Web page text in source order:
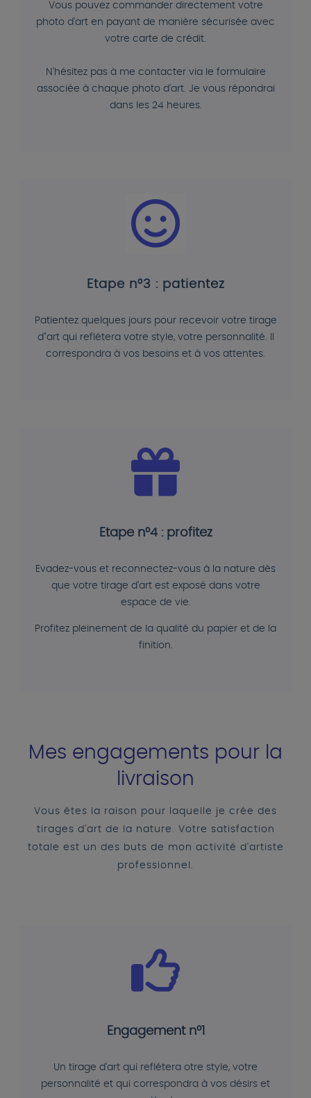
Vous pouvez commander directement votre
photo d'art en payant de manière sécurisée avec
votre carte de crédit.
N'hésitez pas à me contacter via le formulaire
associée à chaque photo d'art. Je vous répondrai
dans les 24 heures.
Etape n°3 : patientez
Patientez quelques jours pour recevoir votre tirage
d"art qui reflétera votre style, votre personnalité. Il
correspondra à vos besoins et à vos attentes.
Etape n°4 : profitez
Evadez-vous et reconnectez-vous à la nature dès
que votre tirage d'art est exposé dans votre
espace de vie.
Profitez pleinement de la qualité du papier et de la
finition.
Mes engagements pour la
livraison
Vous êtes la raison pour laquelle je crée des
tirages d'art de la nature. Votre satisfaction
totale est un des buts de mon activité d'artiste
professionnel.
Engagement n°1
Un tirage d'art qui reflétera otre style, votre
personnalité et qui correspondra à vos désirs et